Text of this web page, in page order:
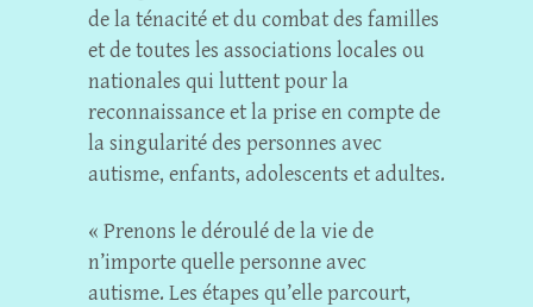
de la ténacité et du combat des familles
et de toutes les associations locales ou
nationales qui luttent pour la
reconnaissance et la prise en compte de
la singularité des personnes avec
autisme, enfants, adolescents et adultes.
« Prenons le déroulé de la vie de
n’importe quelle personne avec
autisme. Les étapes qu’elle parcourt,